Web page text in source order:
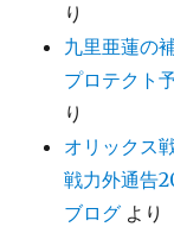
り
九里亜蓮の
プロテクト
り
オリックス
戦力外通告
ブログ より